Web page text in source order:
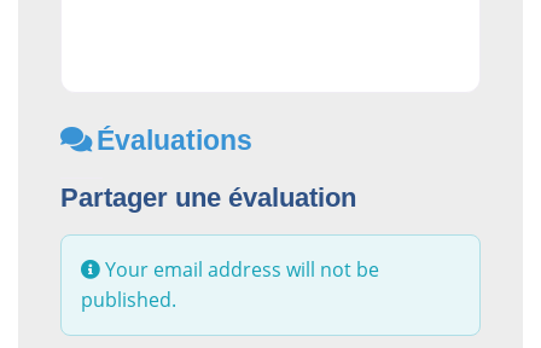
Évaluations
Partager une évaluation
Your email address will not be
published.